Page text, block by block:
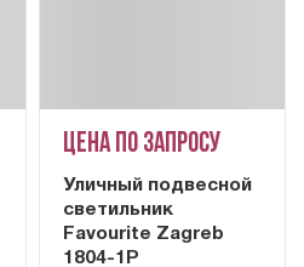
Цена по запросу
Уличный подвесной
светильник
Favourite Zagreb
1804-1P